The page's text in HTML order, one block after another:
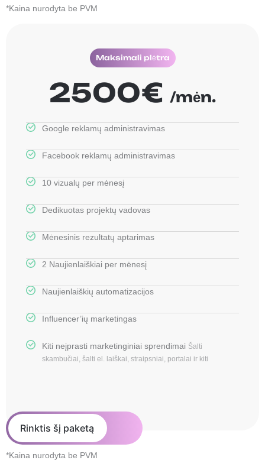
*Kaina nurodyta be PVM
Maksimali plėtra
2500€ /mėn.
Google reklamų administravimas
Facebook reklamų administravimas
10 vizualų per mėnesį
Dedikuotas projektų vadovas
Mėnesinis rezultatų aptarimas
2 Naujienlaiškiai per mėnesį
Naujienlaiškių automatizacijos
Influencer’ių marketingas
Kiti neįprasti marketinginiai sprendimai Šalti
skambučiai, šalti el. laiškai, straipsniai, portalai ir kiti
Rinktis šį paketą
*Kaina nurodyta be PVM